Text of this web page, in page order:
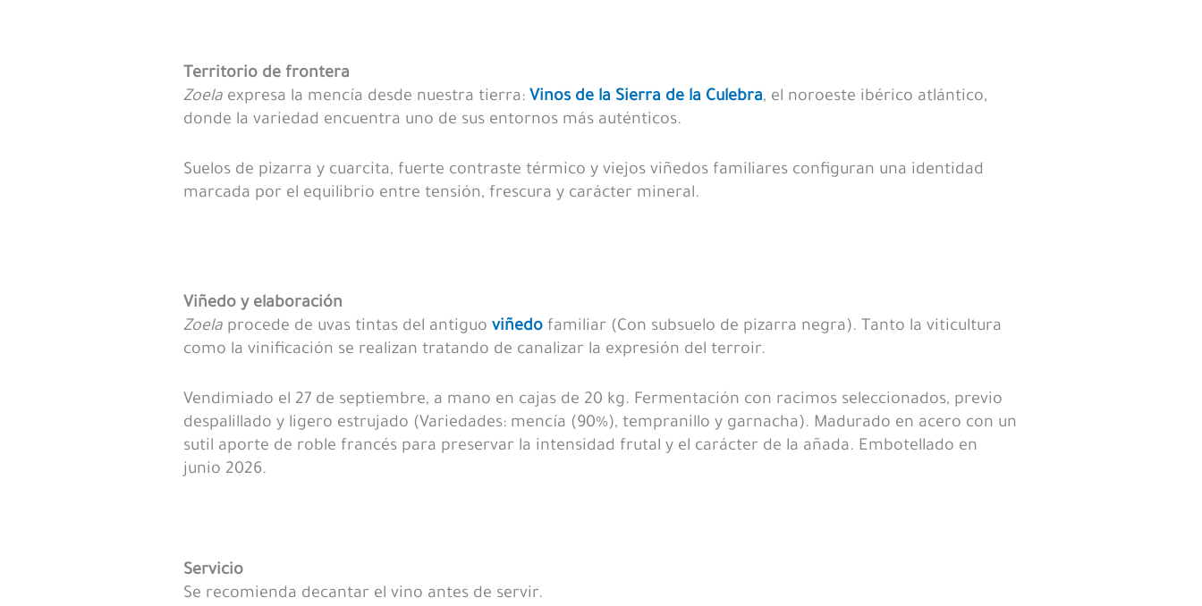
Territorio de frontera
Zoela expresa la mencía desde nuestra tierra: Vinos de la Sierra de la Culebra, el noroeste ibérico atlántico,
donde la variedad encuentra uno de sus entornos más auténticos.
Suelos de pizarra y cuarcita, fuerte contraste térmico y viejos viñedos familiares configuran una identidad
marcada por el equilibrio entre tensión, frescura y carácter mineral.
Viñedo y elaboración
Zoela procede de uvas tintas del antiguoviñedo familiar (Con subsuelo de pizarra negra). Tanto la viticultura
como la vinificación se realizan tratando de canalizar la expresión del terroir.
Vendimiado el 27 de septiembre, a mano en cajas de 20 kg. Fermentación con racimos seleccionados, previo
despalillado y ligero estrujado (Variedades: mencía (90%), tempranillo y garnacha). Madurado en acero con un
sutil aporte de roble francés para preservar la intensidad frutal y el carácter de la añada. Embotellado en
junio 2026.
Servicio
Se recomienda decantar el vino antes de servir.